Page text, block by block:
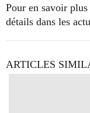
Pour en savoir
détails dans les
ARTICLES